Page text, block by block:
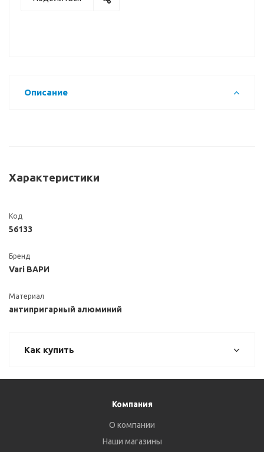
Описание
Характеристики
Код
56133
Бренд
Vari ВАРИ
Материал
антипригарный алюминий
Как купить
Компания
О компании
Наши магазины